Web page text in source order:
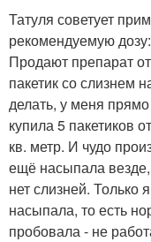
Татуля советует
рекомендуемую
Продают препарат
пакетик со слизнем
делать, у меня
купила 5 пакетиков
кв. метр. И чудо
ещё насыпала
нет слизней. Только
насыпала, то есть
пробовала - не